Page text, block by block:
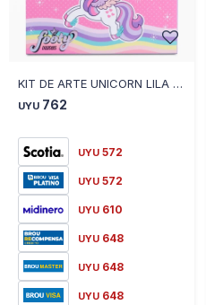
KIT DE ARTE UNICORN LILA - ROSA
UYU 762
UYU 572
UYU 572
UYU 610
UYU 648
UYU 648
UYU 648